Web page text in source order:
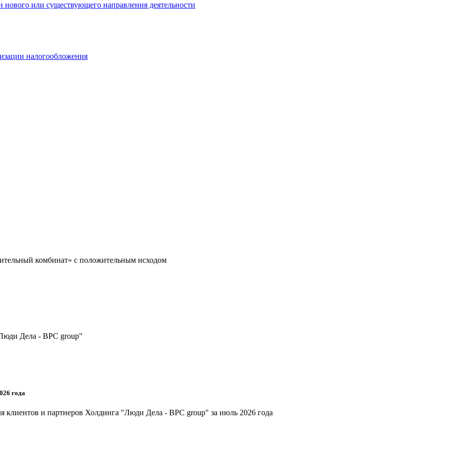
или существующего направления деятельности
налогообложения
комбинат» с положительным исходом
Дела - BPC group"
года
клиентов и партнеров Холдинга "Люди Дела - BPC group" за июль 2026 года